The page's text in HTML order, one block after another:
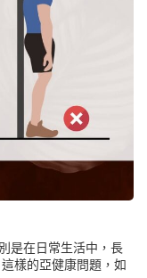
是在日常生活中，長
樣的亞健康問題，如